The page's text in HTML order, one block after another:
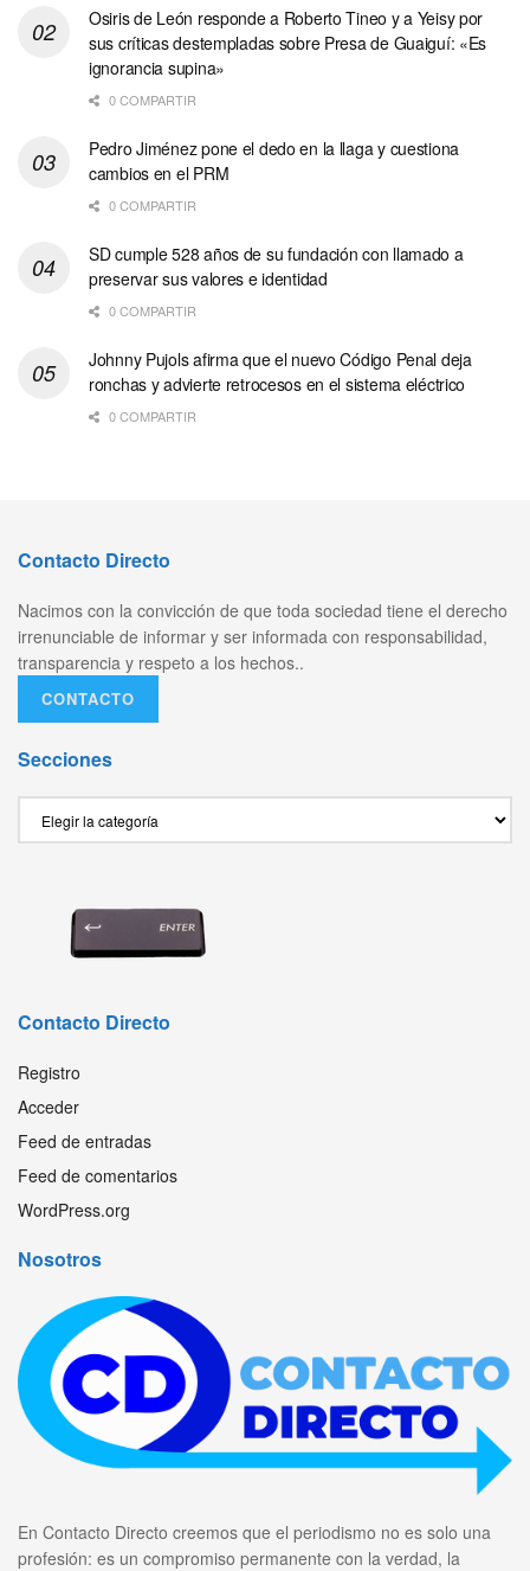
Osiris de León responde a Roberto Tineo y a Yeisy por
sus críticas destempladas sobre Presa de Guaiguí: «Es
ignorancia supina»
0 COMPARTIR
Pedro Jiménez pone el dedo en la llaga y cuestiona
cambios en el PRM
0 COMPARTIR
SD cumple 528 años de su fundación con llamado a
preservar sus valores e identidad
0 COMPARTIR
Johnny Pujols afirma que el nuevo Código Penal deja
ronchas y advierte retrocesos en el sistema eléctrico
0 COMPARTIR
Contacto Directo
Nacimos con la convicción de que toda sociedad tiene el derecho
irrenunciable de informar y ser informada con responsabilidad,
transparencia y respeto a los hechos..
CONTACTO
Secciones
Contacto Directo
Registro
Acceder
Feed de entradas
Feed de comentarios
WordPress.org
Nosotros
En Contacto Directo creemos que el periodismo no es solo una
profesión: es un compromiso permanente con la verdad, la